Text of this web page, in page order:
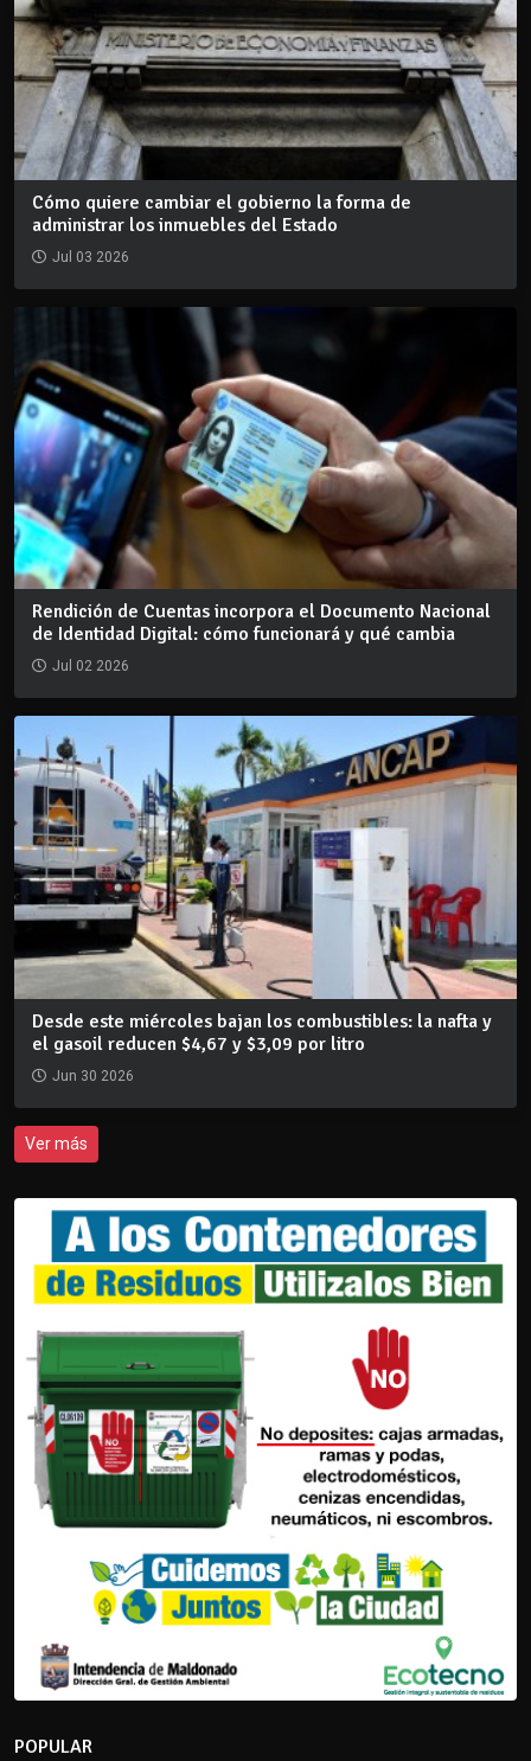
Cómo quiere cambiar el gobierno la forma de
administrar los inmuebles del Estado
Jul 03 2026
Rendición de Cuentas incorpora el Documento Nacional
de Identidad Digital: cómo funcionará y qué cambia
Jul 02 2026
Desde este miércoles bajan los combustibles: la nafta y
el gasoil reducen $4,67 y $3,09 por litro
Jun 30 2026
Ver más
POPULAR